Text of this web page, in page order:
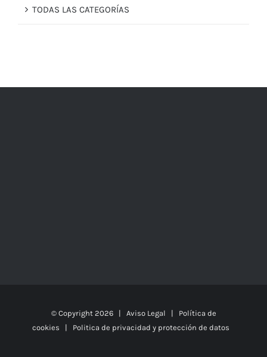
TODAS LAS CATEGORÍAS
© Copyright 2026 | Aviso Legal | Política de
cookies | Politica de privacidad y protección de datos